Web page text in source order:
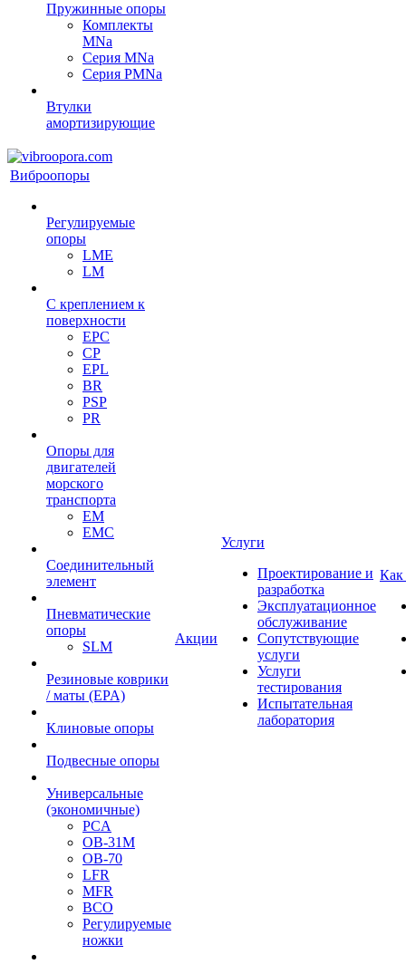
Пружинные опоры
Комплекты
MNa
Серия MNa
Серия PMNa
Втулки
амортизирующие
Виброопоры
Регулируемые
опоры
LME
LM
С креплением к
поверхности
EPC
CP
EPL
BR
PSP
PR
Опоры для
двигателей
морского
транспорта
EM
EMC
Cоединительный
элемент
Пневматические
опоры
SLM
Резиновые коврики
/ маты (EPA)
Клиновые опоры
Подвесные опоры
Универсальные
(экономичные)
PCA
ОВ-31М
OB-70
LFR
MFR
ВСО
Регулируемые
ножки
Акции
Услуги
Проектирование и
разработка
Эксплуатационное
обслуживание
Сопутствующие
услуги
Услуги
тестирования
Испытательная
лаборатория
Как